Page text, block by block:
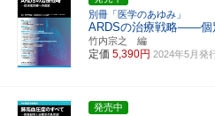
別冊「医学のあゆみ」
ARDSの治療戦略――個
竹内宗之 編
定価 5,390円 2024年5月発
発売中